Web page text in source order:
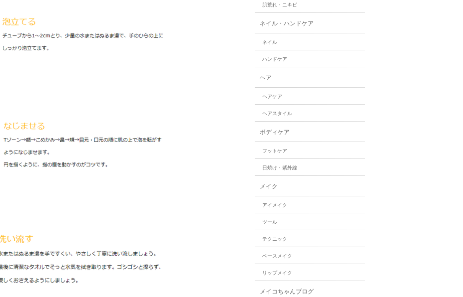
肌荒れ・ニキビ
ネイル・ハンドケア
ネイル
ハンドケア
ヘア
ヘアケア
ヘアスタイル
ボディケア
フットケア
日焼け・紫外線
メイク
アイメイク
ツール
テクニック
ベースメイク
リップメイク
メイコちゃんブログ